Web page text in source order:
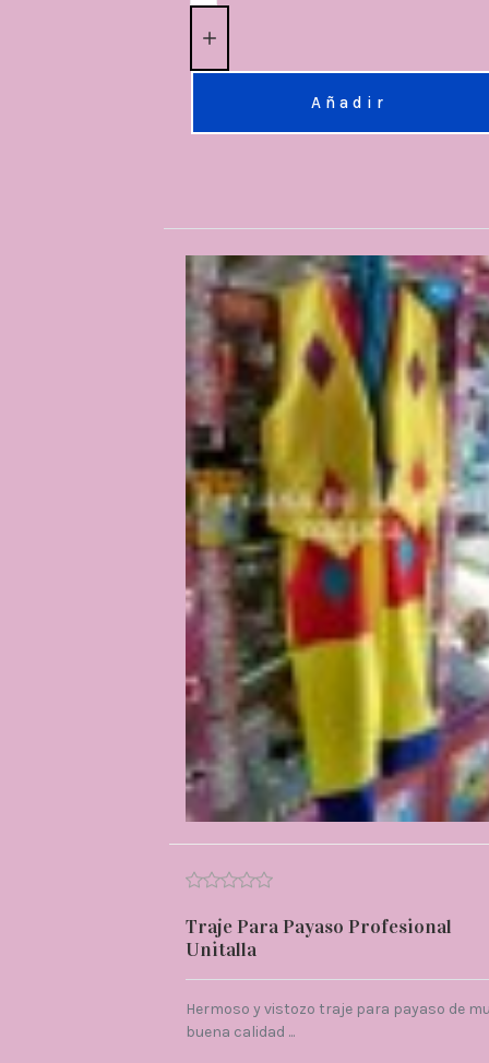
Añadir
Traje Para Payaso Profesional
Unitalla
Hermoso y vistozo traje para payaso de
buena calidad ...